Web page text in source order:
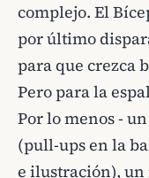
complejo. El
por último
para que crezca
Pero para la
Por lo menos -
(pull-ups en la
e ilustración),